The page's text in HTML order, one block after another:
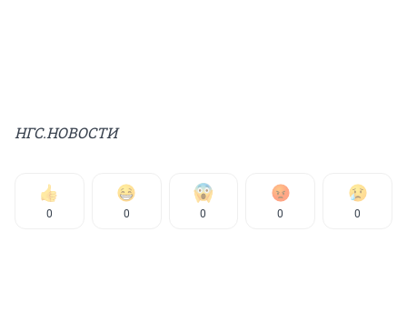
НГС.НОВОСТИ
0 0 0 0 0